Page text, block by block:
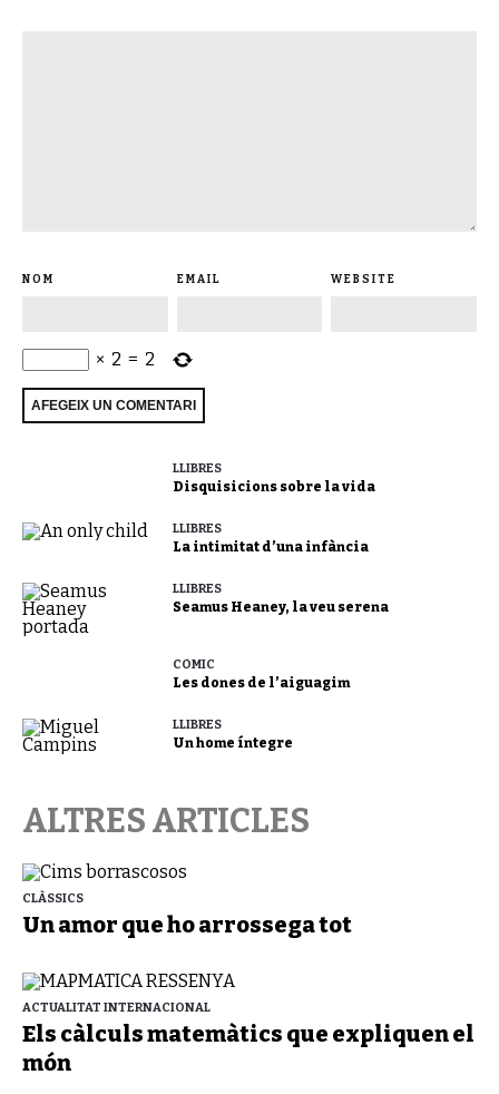
NOM EMAIL WEBSITE
× 2 = 2
LLIBRES
Disquisicions sobre la vida
LLIBRES
La intimitat d’una infància
LLIBRES
Seamus Heaney, la veu serena
CÒMIC
Les dones de l’aiguagim
LLIBRES
Un home íntegre
ALTRES ARTICLES
CLÀSSICS
Un amor que ho arrossega tot
ACTUALITAT INTERNACIONAL
Els càlculs matemàtics que expliquen el
món